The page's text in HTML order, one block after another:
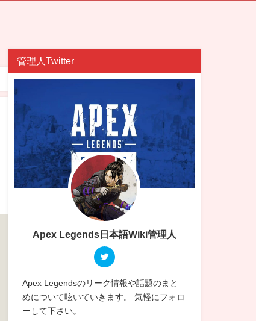
管理人Twitter
Apex Legends日本語Wiki管理人
Apex Legendsのリーク情報や話題のまと
めについて呟いていきます。 気軽にフォロ
ーして下さい。